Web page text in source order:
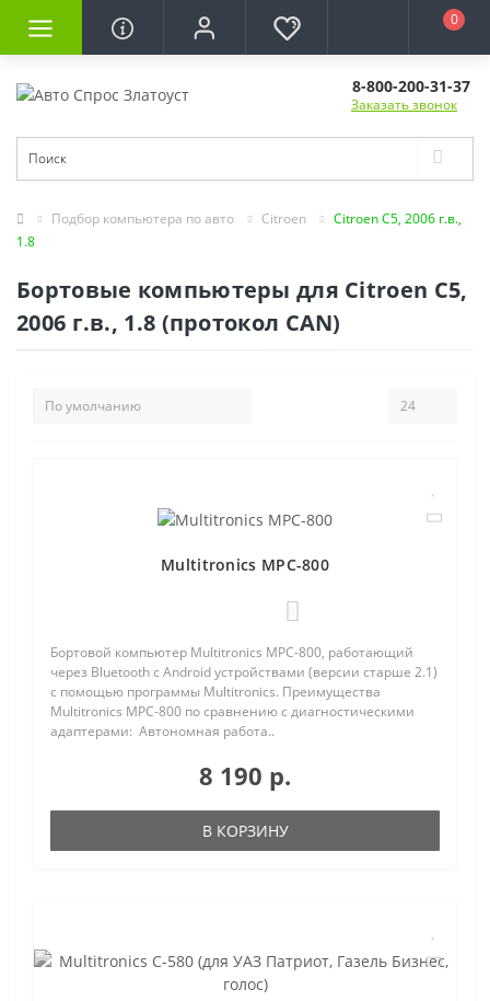
0
8-800-200-31-37
Заказать звонок
Подбор компьютера по авто Citroen
Citroen С5, 2006 г.в.,
1.8
Бортовые компьютеры для Citroen С5,
2006 г.в., 1.8 (протокол CAN)
Multitronics MPC-800
Бортовой компьютер Multitronics MPC-800, работающий
через Bluetooth с Android устройствами (версии старше 2.1)
с помощью программы Multitronics. Преимущества
Multitronics MPC-800 по сравнению с диагностическими
адаптерами: Автономная работа..
8 190 р.
В КОРЗИНУ